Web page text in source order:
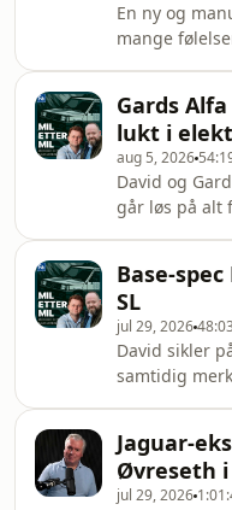
En ny og
mange
bilturen i
See
information.
Gards
lukt i
aug 5, 2026
David og
går løs på alt
Acast. See
information.
Base-
SL
jul 29, 2026
David sikler
samtidig
samtidig få
vi diskuterer
Acast. See
Jaguar-
Øvreseth
jul 29, 2026